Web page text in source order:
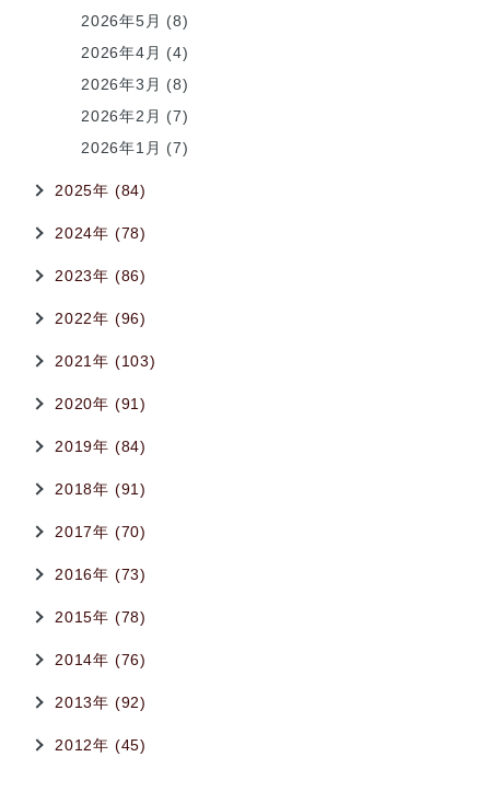
2026年5月 (8)
2026年4月 (4)
2026年3月 (8)
2026年2月 (7)
2026年1月 (7)
2025年 (84)
2024年 (78)
2023年 (86)
2022年 (96)
2021年 (103)
2020年 (91)
2019年 (84)
2018年 (91)
2017年 (70)
2016年 (73)
2015年 (78)
2014年 (76)
2013年 (92)
2012年 (45)